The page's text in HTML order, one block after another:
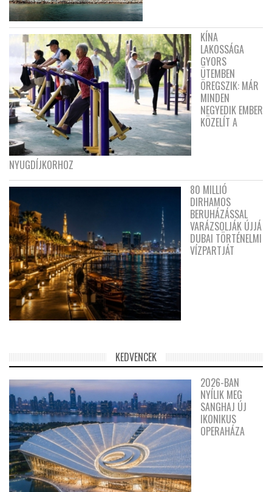
KÍNA
LAKOSSÁGA
GYORS
ÜTEMBEN
ÖREGSZIK: MÁR
MINDEN
NEGYEDIK EMBER
KÖZELÍT A
NYUGDÍJKORHOZ
80 MILLIÓ
DIRHAMOS
BERUHÁZÁSSAL
VARÁZSOLJÁK ÚJJÁ
DUBAI TÖRTÉNELMI
VÍZPARTJÁT
KEDVENCEK
2026-BAN
NYÍLIK MEG
SANGHAJ ÚJ
IKONIKUS
OPERAHÁZA